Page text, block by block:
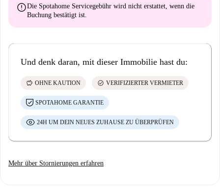
errorDie Spotahome Servicegebühr wird nicht erstattet, wenn die
Buchung bestätigt ist.
Und denk daran, mit dieser Immobilie hast du:
savings OHNE KAUTION check_circle VERIFIZIERTER VERMIETER
SPOTAHOME GARANTIE
24H UM DEIN NEUES ZUHAUSE ZU ÜBERPRÜFEN
Mehr über Stornierungen erfahren